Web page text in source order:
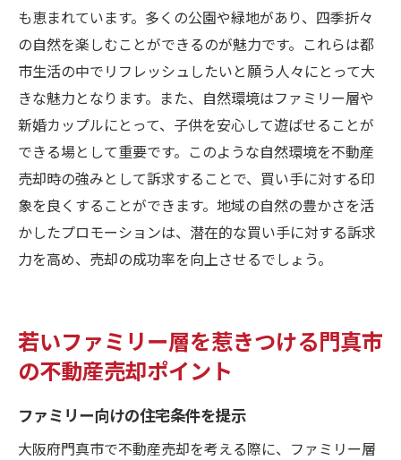
も恵まれています。多くの公園や緑地があり、四季折々
の自然を楽しむことができるのが魅力です。これらは都
市生活の中でリフレッシュしたいと願う人々にとって大
きな魅力となります。また、自然環境はファミリー層や
新婚カップルにとって、子供を安心して遊ばせることが
できる場として重要です。このような自然環境を不動産
売却時の強みとして訴求することで、買い手に対する印
象を良くすることができます。地域の自然の豊かさを活
かしたプロモーションは、潜在的な買い手に対する訴求
力を高め、売却の成功率を向上させるでしょう。
若いファミリー層を惹きつける門真市
の不動産売却ポイント
ファミリー向けの住宅条件を提示
大阪府門真市で不動産売却を考える際に、ファミリー層